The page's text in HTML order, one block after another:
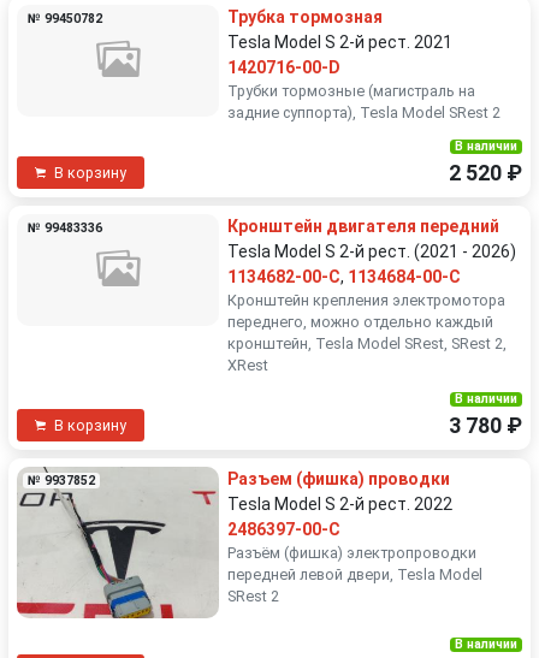
№ 99450782
Трубка тормозная
Tesla Model S 2-й рест. 2021
1420716-00-D
Трубки тормозные (магистраль на
задние суппорта), Tesla Model SRest 2
В корзину
В наличии
2 520 ₽
№ 99483336
Кронштейн двигателя передний
Tesla Model S 2-й рест. (2021 - 2026)
1134682-00-C, 1134684-00-C
Кронштейн крепления электромотора
переднего, можно отдельно каждый
кронштейн, Tesla Model SRest, SRest 2,
XRest
В корзину
В наличии
3 780 ₽
№ 9937852
Разъем (фишка) проводки
Tesla Model S 2-й рест. 2022
2486397-00-C
Разъём (фишка) электропроводки
передней левой двери, Tesla Model
SRest 2
В наличии